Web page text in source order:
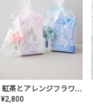
紅茶とアレンジフラワーのセット
¥2,800